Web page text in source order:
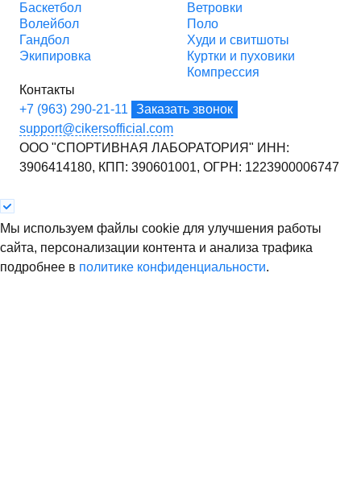
Баскетбол
Волейбол
Гандбол
Экипировка
Ветровки
Поло
Худи и свитшоты
Куртки и пуховики
Компрессия
Контакты
+7 (963) 290-21-11
Заказать звонок
support@cikersofficial.com
ООО "СПОРТИВНАЯ ЛАБОРАТОРИЯ" ИНН:
3906414180, КПП: 390601001, ОГРН: 1223900006747
Мы используем файлы cookie для улучшения работы
сайта, персонализации контента и анализа трафика
подробнее в политике конфиденциальности.